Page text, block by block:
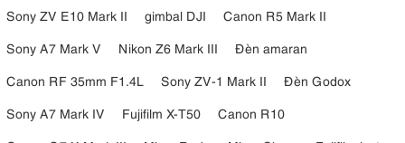
Sony ZV E10 Mark II
gimbal DJI
Canon R5 Mark II
Sony A7 Mark V
Nikon Z6 Mark III
Đèn amaran
Canon RF 35mm F1.4L
Sony ZV-1 Mark II
Đèn Godox
Sony A7 Mark IV
Fujifilm X-T50
Canon R10